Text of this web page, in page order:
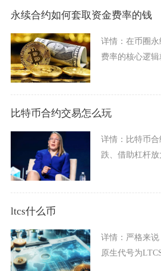
永续合约如何套取资金费率的钱
详情： 在币圈
费率的核心逻辑
比特币合约交易怎么玩
详情： 比特币
跌、借助杠杆放
ltcs什么币
详情： 严格来
原生代号为